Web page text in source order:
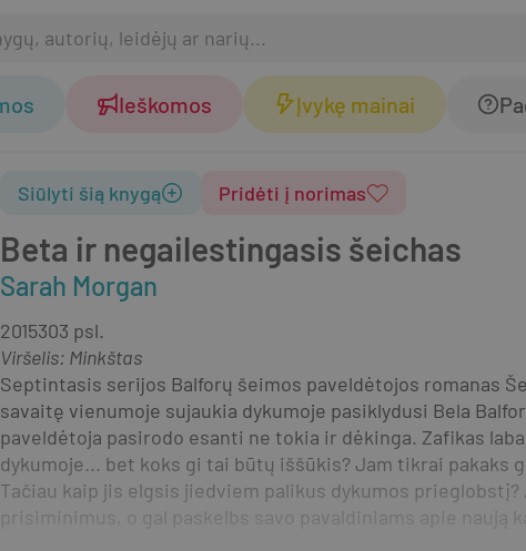
Ieškomos Įvykę mainai
Beta ir negailestingasis šeichas
Sarah Morgan
Siūlyti šią knygą Pridėti į norimas
2015303 psl.
Viršelis: Minkštas
Septintasis serijos Balforų šeimos paveldėtojos romanas
savaitę vienumoje sujaukia dykumoje pasiklydusi Bela
paveldėtoja pasirodo esanti ne tokia ir dėkinga. Zafikas
dykumoje... bet koks gi tai būtų iššūkis? Jam tikrai pakaks
Tačiau kaip jis elgsis jiedviem palikus dykumos
prisiminimus, o gal paskelbs savo pavaldiniams apie naują